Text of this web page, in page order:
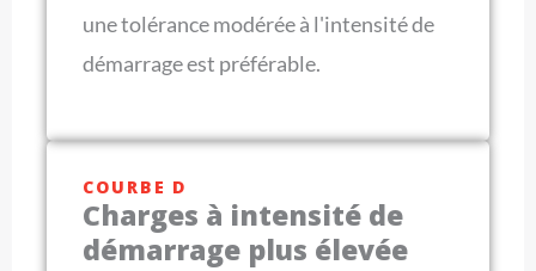
une tolérance modérée à l'intensité de
démarrage est préférable.
COURBE D
Charges à intensité de
démarrage plus élevée